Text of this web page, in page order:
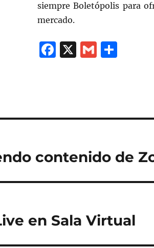
siempre Boletópolis para
mercado.
F
b
o
k
X G C
a
ir
contenido de
en Sala Virtual